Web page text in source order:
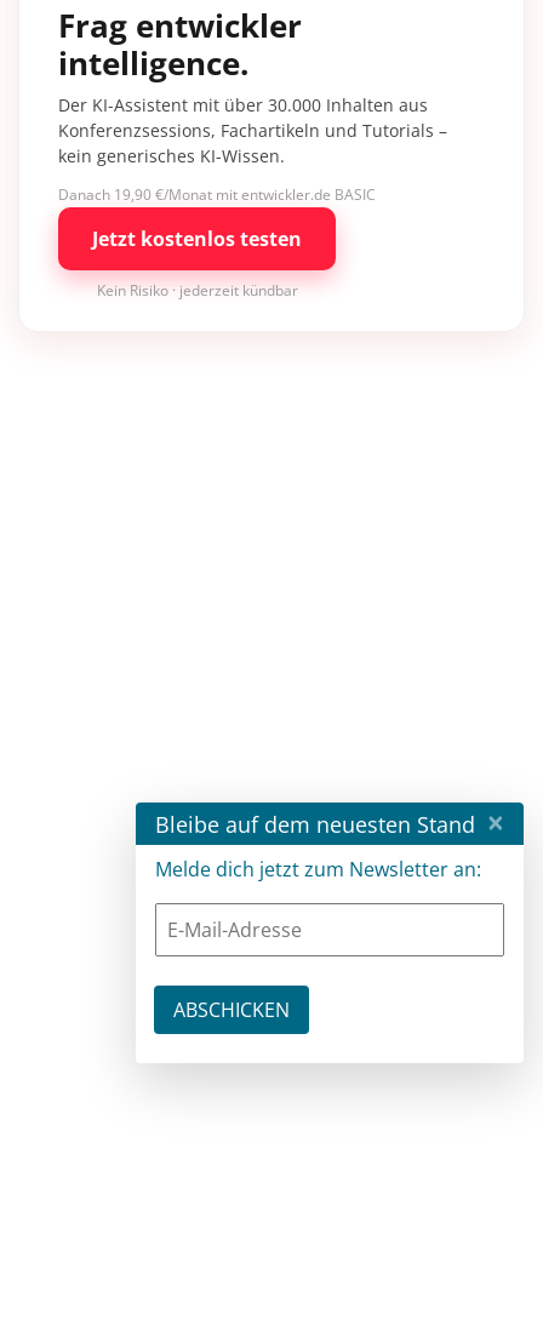
Frag entwickler
intelligence.
Der KI-Assistent mit über 30.000 Inhalten aus
Konferenzsessions, Fachartikeln und Tutorials –
kein generisches KI-Wissen.
Danach 19,90 €/Monat mit entwickler.de BASIC
Jetzt kostenlos testen
Kein Risiko · jederzeit kündbar
Bleibe auf dem neuesten Stand ×
Melde dich jetzt zum Newsletter an: